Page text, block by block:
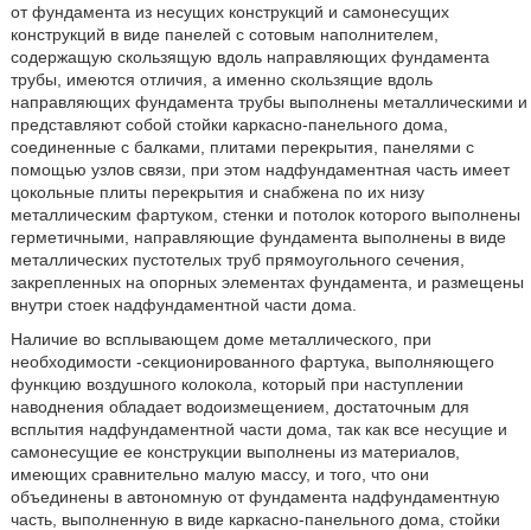
от фундамента из несущих конструкций и самонесущих
конструкций в виде панелей с сотовым наполнителем,
содержащую скользящую вдоль направляющих фундамента
трубы, имеются отличия, а именно скользящие вдоль
направляющих фундамента трубы выполнены металлическими и
представляют собой стойки каркасно-панельного дома,
соединенные с балками, плитами перекрытия, панелями с
помощью узлов связи, при этом надфундаментная часть имеет
цокольные плиты перекрытия и снабжена по их низу
металлическим фартуком, стенки и потолок которого выполнены
герметичными, направляющие фундамента выполнены в виде
металлических пустотелых труб прямоугольного сечения,
закрепленных на опорных элементах фундамента, и размещены
внутри стоек надфундаментной части дома.
Наличие во всплывающем доме металлического, при
необходимости -секционированного фартука, выполняющего
функцию воздушного колокола, который при наступлении
наводнения обладает водоизмещением, достаточным для
всплытия надфундаментной части дома, так как все несущие и
самонесущие ее конструкции выполнены из материалов,
имеющих сравнительно малую массу, и того, что они
объединены в автономную от фундамента надфундаментную
часть, выполненную в виде каркасно-панельного дома, стойки